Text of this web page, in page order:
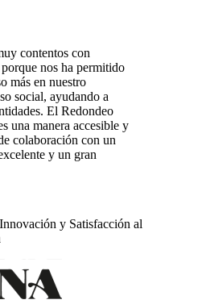
contentos con
nos ha permitido
más en nuestro
social, ayudando a
El Redondeo
una manera accesible y
colaboración con un
y un gran
y Satisfacción al